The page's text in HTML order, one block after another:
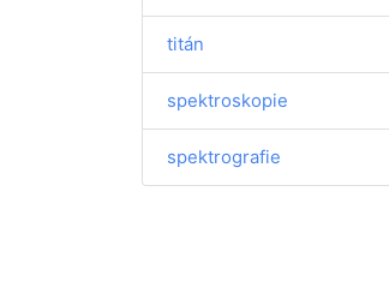
titán
spektroskopie
spektrografie